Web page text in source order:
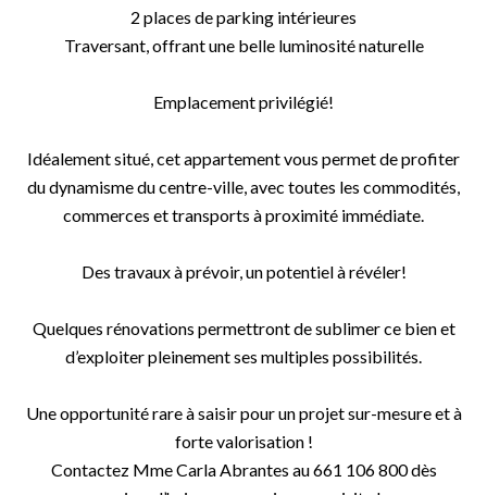
2 places de parking intérieures
Traversant, offrant une belle luminosité naturelle
Emplacement privilégié!
Idéalement situé, cet appartement vous permet de profiter
du dynamisme du centre-ville, avec toutes les commodités,
commerces et transports à proximité immédiate.
Des travaux à prévoir, un potentiel à révéler!
Quelques rénovations permettront de sublimer ce bien et
d’exploiter pleinement ses multiples possibilités.
Une opportunité rare à saisir pour un projet sur-mesure et à
forte valorisation !
Contactez Mme Carla Abrantes au 661 106 800 dès